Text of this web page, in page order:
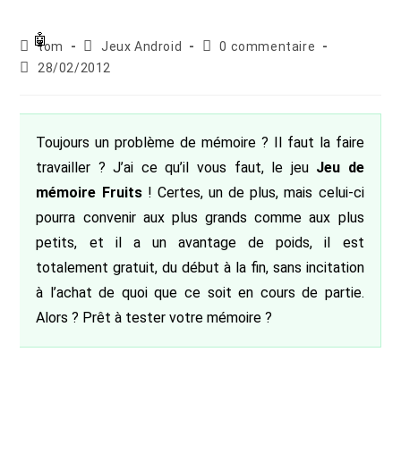
Auteur/autrice
de
tom
Post
category:
Jeux Android
Commentaires
0 commentaire
Publication
28/02/2012
Toujours un problème de mémoire ? Il faut la faire
travailler ? J’ai ce qu’il vous faut, le jeu Jeu de
mémoire Fruits! Certes, un de plus, mais celui-ci
pourra convenir aux plus grands comme aux plus
petits, et il a un avantage de poids, il est
totalement gratuit, du début à la fin, sans incitation
à l’achat de quoi que ce soit en cours de partie.
Alors ? Prêt à tester votre mémoire ?